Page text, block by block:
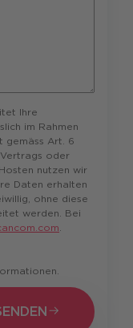
Ihre
im Rahmen
gemäss Art. 6
Vertrags oder
nutzen wir
Daten erhalten
ohne diese
werden. Bei